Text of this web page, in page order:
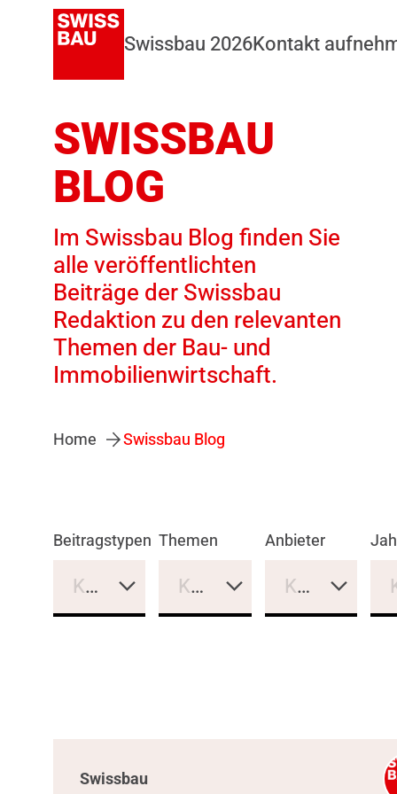
Swissbau 2026Kontakt
SWISSBAU
BLOG
Im Swissbau Blog finden Sie
alle veröffentlichten
Beiträge der Swissbau
Redaktion zu den relevanten
Themen der Bau- und
Immobilienwirtschaft.
Home Swissbau Blog
Beitragstypen
Keine Auswahl
Themen
Keine Auswahl
Anbieter
Keine
Swissbau